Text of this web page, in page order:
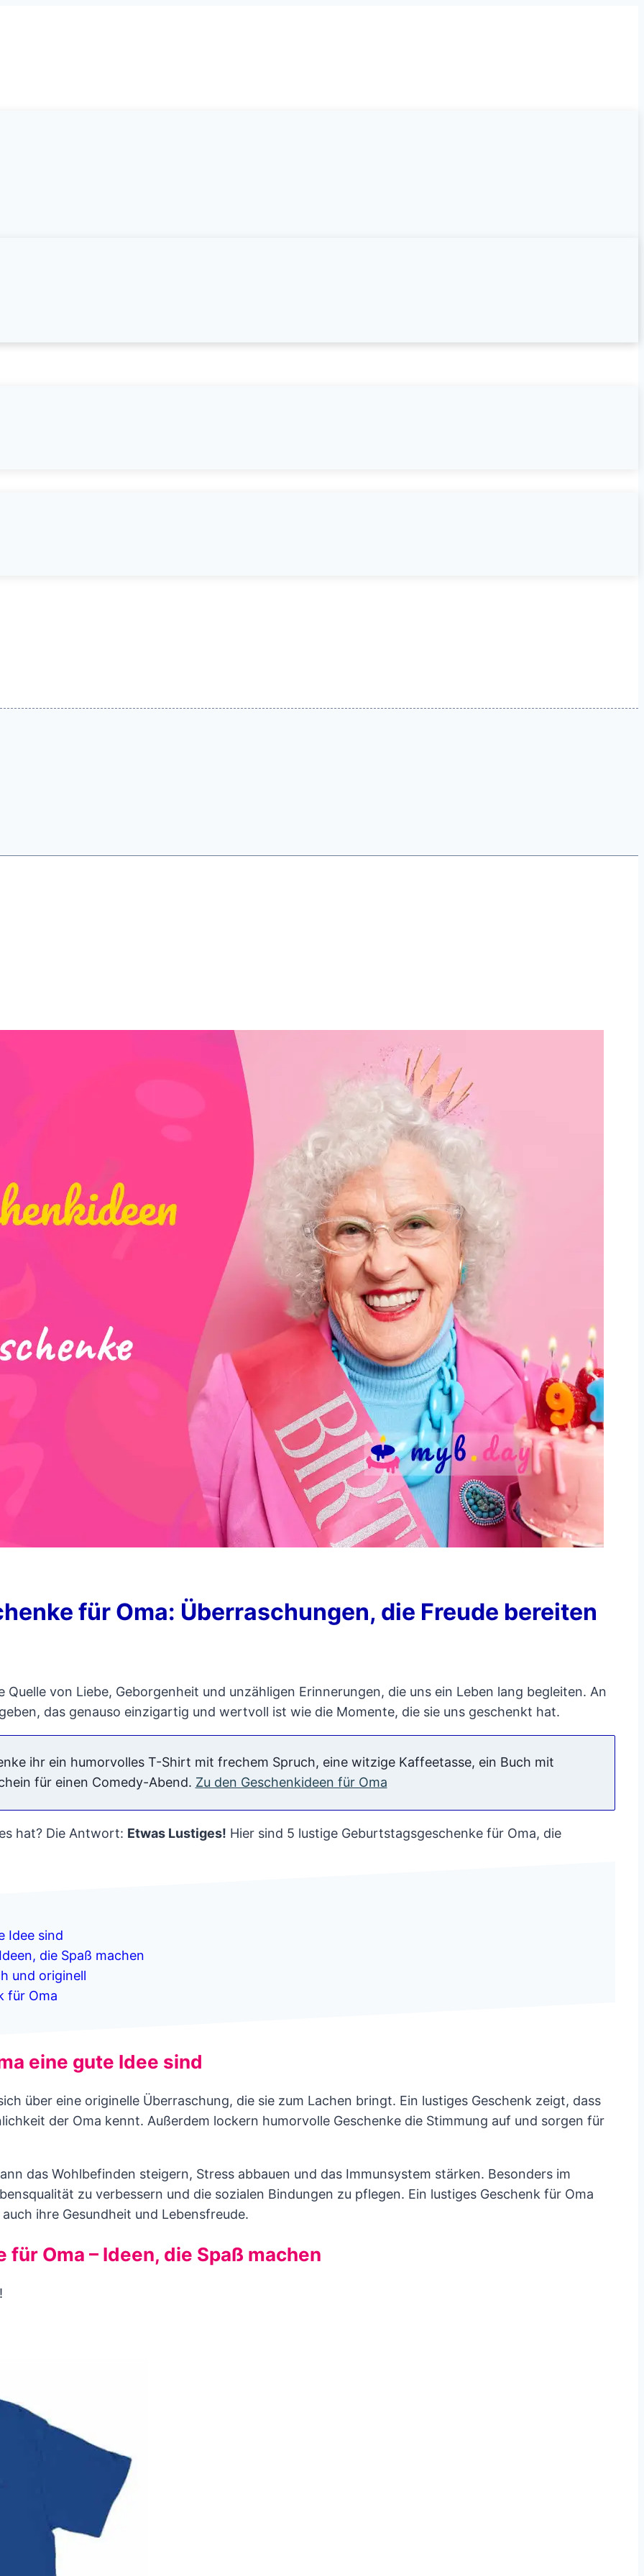
für Oma: Überraschungen, die Freude bereiten
von Liebe, Geborgenheit und unzähligen Erinnerungen, die uns ein Leben lang begleiten. An
das genauso einzigartig und wertvoll ist wie die Momente, die sie uns geschenkt hat.
ihr ein humorvolles T-Shirt mit frechem Spruch, eine witzige Kaffeetasse, ein Buch mit
für einen Comedy-Abend. Zu den Geschenkideen für Oma
hat? Die Antwort: Etwas Lustiges! Hier sind 5 lustige Geburtstagsgeschenke für Oma, die
Idee sind
die Spaß machen
und originell
für Oma
eine gute Idee sind
über eine originelle Überraschung, die sie zum Lachen bringt. Ein lustiges Geschenk zeigt, dass
der Oma kennt. Außerdem lockern humorvolle Geschenke die Stimmung auf und sorgen für
das Wohlbefinden steigern, Stress abbauen und das Immunsystem stärken. Besonders im
zu verbessern und die sozialen Bindungen zu pflegen. Ein lustiges Geschenk für Oma
ihre Gesundheit und Lebensfreude.
Oma – Ideen, die Spaß machen